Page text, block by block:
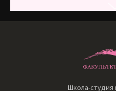
Школа-студия